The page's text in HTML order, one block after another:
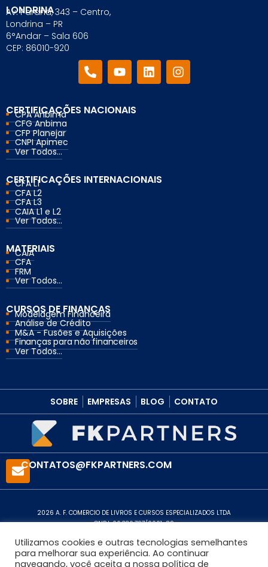
LONDRINA
Av. Paraná, 343 – Centro,
Londrina – PR
6°Andar – Sala 606
CEP: 86010-920
CERTIFICAÇÕES NACIONAIS
CPA Anbima
CFG Anbima
CFP Planejar
CNPI Apimec
Ver Todos...
CERTIFICAÇÕES INTERNACIONAIS
CFA L1
CFA L2
CFA L3
CAIA L1 e L2
Ver Todos...
MATERIAIS
CAIA
CFA
FRM
Ver Todos...
CURSOS DE FINANÇAS
Modelagem Financeira
Análise de Crédito
M&A - Fusões e Aquisições
Finanças para não financeiros
Ver Todos...
SOBRE EMPRESAS BLOG CONTATO
CONTATOS@FKPARTNERS.COM
2026 A. F. COMERCIO DE LIVROS E CURSOS ESPECIALIZADOS LTDA
CNPJ: 06.336.797/0001-89
Utilizamos cookies e outras tecnologias semelhantes
para melhorar sua experiência. Ao continuar
navegando, você aceita a nossa política de